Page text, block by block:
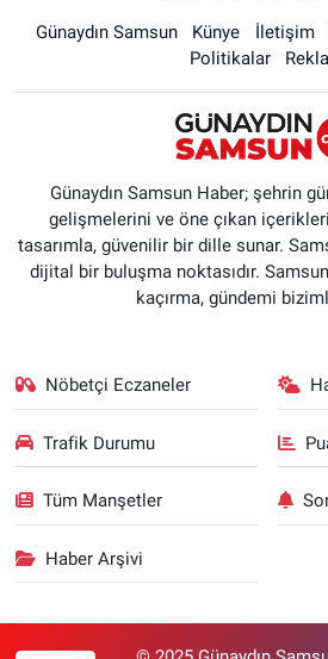
Günaydın Samsun Künye İletişim
Politikalar
Günaydın Samsun Haber; şehrin
gelişmelerini ve öne çıkan
tasarımla, güvenilir bir dille sunar.
dijital bir buluşma noktasıdır.
kaçırma, gündemi
Nöbetçi Eczaneler
Trafik Durumu
Tüm Manşetler
Haber Arşivi